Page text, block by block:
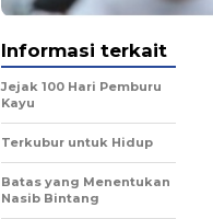
Informasi terkait
Jejak 100 Hari Pemburu
Kayu
Terkubur untuk Hidup
Batas yang Menentukan
Nasib Bintang